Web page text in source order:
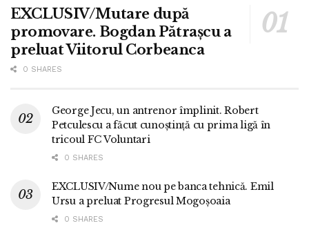
EXCLUSIV/Mutare după
promovare. Bogdan Pătrașcu a
preluat Viitorul Corbeanca
0 SHARES
George Jecu, un antrenor împlinit. Robert
Petculescu a făcut cunoștință cu prima ligă în
tricoul FC Voluntari
0 SHARES
EXCLUSIV/Nume nou pe banca tehnică. Emil
Ursu a preluat Progresul Mogoșoaia
0 SHARES